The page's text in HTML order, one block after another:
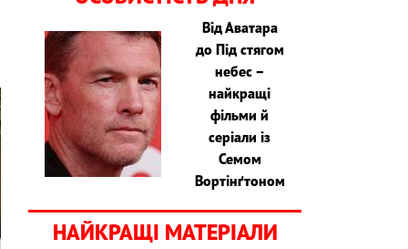
Від Аватара
до Під стягом
небес –
найкращі
фільми й
серіали із
Семом
Вортінґтоном
НАЙКРАЩІ МАТЕРІАЛИ